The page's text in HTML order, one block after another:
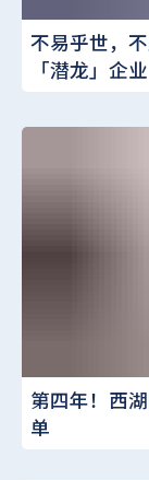
不易乎世，
「潜龙」企业
第四年！西
单